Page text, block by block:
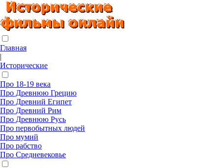
Главная
|
Исторические
Про 18-19 века
Про Древнюю Грецию
Про Древний Египет
Про Древний Рим
Про Древнюю Русь
Про первобытных людей
Про мумий
Про рабство
Про Средневековье